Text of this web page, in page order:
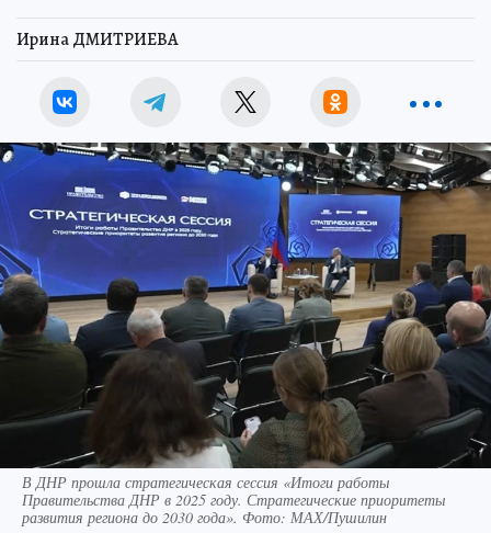
Ирина ДМИТРИЕВА
В ДНР прошла стратегическая сессия «Итоги работы
Правительства ДНР в 2025 году. Стратегические приоритеты
развития региона до 2030 года». Фото: МАХ/Пушилин